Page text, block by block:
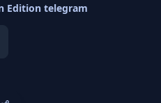
Edition telegram